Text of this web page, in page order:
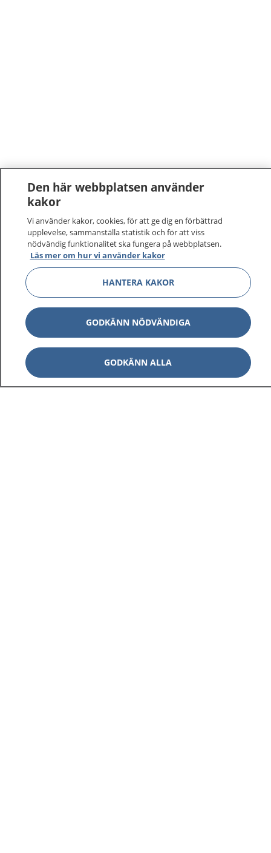
Den här webbplatsen använder
kakor
Vi använder kakor, cookies, för att ge dig en förbättrad
upplevelse, sammanställa statistik och för att viss
nödvändig funktionalitet ska fungera på webbplatsen.
Läs mer om hur vi använder kakor
HANTERA KAKOR
GODKÄNN NÖDVÄNDIGA
GODKÄNN ALLA